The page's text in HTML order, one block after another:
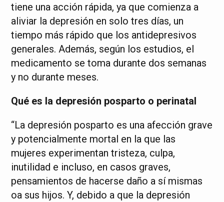
tiene una acción rápida, ya que comienza a
aliviar la depresión en solo tres días, un
tiempo más rápido que los antidepresivos
generales. Además, según los estudios, el
medicamento se toma durante dos semanas
y no durante meses.
Qué es la depresión posparto o perinatal
“La depresión posparto es una afección grave
y potencialmente mortal en la que las
mujeres experimentan tristeza, culpa,
inutilidad e incluso, en casos graves,
pensamientos de hacerse daño a sí mismas
oa sus hijos. Y, debido a que la depresión